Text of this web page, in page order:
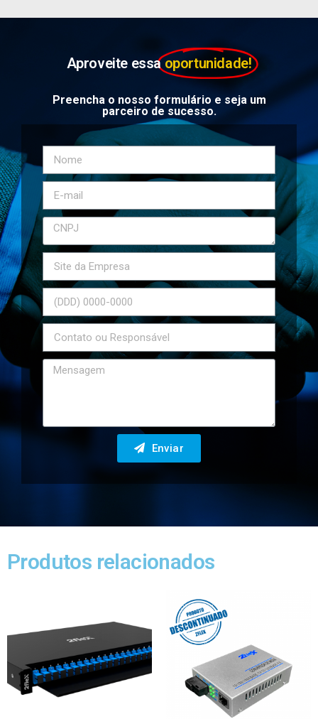
Aproveite essa oportunidade!
Preencha o nosso formulário e seja um
parceiro de sucesso.
Enviar
Produtos relacionados